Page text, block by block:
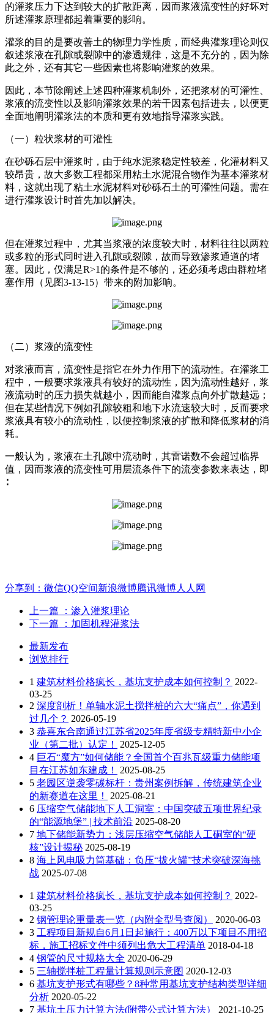
的灌浆压力下达到较大的扩散距离，因而浆液流变性的好坏对
所述灌浆原理都起着重要的影响。
灌浆的目的是要改善土的物理力学性质，而经典灌浆理论则仅
叙述浆液在孔隙或裂隙中的渗透规律，这是不充分的，因为除
此之外，还有其它一些因素也将影响灌浆的效果。
因此，本节除阐述上述四种灌浆机制外，还把浆材的可灌性、
浆液的流变性以及影响灌浆效果的若干因素包括进去，以便更
全面地阐明灌浆法的本质和更有效地指导灌浆实践。
（一）粒状浆材的可灌性
在砂砾石层中灌浆时，由于纯水泥浆稳定性较差，化灌材料又
较昂贵，故大多数工程都采用粘土水泥混合物作为基本灌浆材
料，这就出现了粘土水泥材料对砂砾石土的可灌性问题。需在
进行灌浆设计时首先加以解决。
但在灌浆过程中，尤其当浆液的浓度较大时，材料往往以两粒
或多粒的形式同时进入孔隙或裂隙，故而导致渗浆通道的堵
塞。因此，仅满足R>1的条件是不够的，还必须考虑由群粒堵
塞作用（见图3-13-15）带来的附加影响。
（二）浆液的流变性
对浆液而言，流变性是指它在外力作用下的流动性。在灌浆工
程中，一般要求浆液具有较好的流动性，因为流动性越好，浆
液流动时的压力损失就越小，因而能自灌浆点向外扩散越远；
但在某些情况下例如孔隙较粗和地下水流速较大时，反而要求
浆液具有较小的流动性，以便控制浆液的扩散和降低浆材的消
耗。
一般认为，浆液在土孔隙中流动时，其雷诺数不会超过临界
值，因而浆液的流变性可用层流条件下的流变参数来表达，即
∶
分享到： 微信QQ空间新浪微博腾讯微博人人网
上一篇
：渗入灌浆理论
下一篇
：加固机程灌浆法
最新发布
浏览排行
1 建筑材料价格疯长，基坑支护成本如何控制？ 2022-
03-25
2 深度剖析！单轴水泥土搅拌桩的六大“痛点”，你遇到
过几个？ 2026-05-19
3 恭喜东合南通过江苏省2025年度省级专精特新中小企
业（第二批）认定！
2025-12-05
4 巨石“魔方”如何储能？全国首个百兆瓦级重力储能项
目在江苏如东建成！
2025-08-25
5 老园区逆袭零碳标杆：贵州案例拆解，传统建筑企业
的新赛道在这里！
2025-08-21
6 压缩空气储能地下人工洞室：中国突破五项世界纪录
的“能源地堡” | 技术前沿 2025-08-20
7 地下储能新势力：浅层压缩空气储能人工硐室的“硬
核”设计揭秘 2025-08-19
8 海上风电吸力筒基础：负压“拔火罐”技术突破深海挑
战 2025-07-08
1 建筑材料价格疯长，基坑支护成本如何控制？ 2022-
03-25
2 钢管理论重量表一览（内附全型号查阅）
2020-06-03
3 工程项目新规自6月1日起施行：400万以下项目不用招
标，施工招标文件中须列出危大工程清单 2018-04-18
4 钢管的尺寸规格大全 2020-06-29
5 三轴搅拌桩工程量计算规则示意图 2020-12-03
6 基坑支护形式有哪些？8种常用基坑支护结构类型详细
分析 2020-05-22
7 基坑土压力计算方法(附带公式计算方法） 2021-10-25